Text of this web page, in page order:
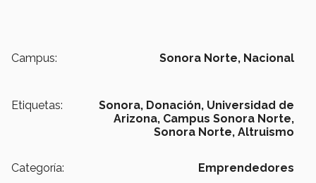
Campus: Sonora Norte, Nacional
Etiquetas: Sonora, Donación, Universidad de
Arizona, Campus Sonora Norte,
Sonora Norte, Altruismo
Categoría: Emprendedores